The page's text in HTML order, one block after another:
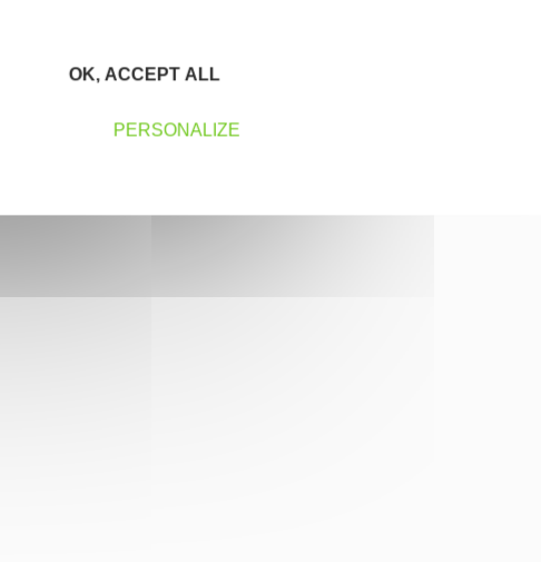
OK, ACCEPT ALL
PERSONALIZE